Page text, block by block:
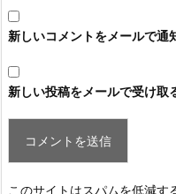
新しいコメントをメールで通
新しい投稿をメールで受け取
このサイトはスパムを低減す